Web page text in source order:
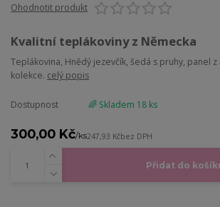
Ohodnotit produkt
Kvalitní teplákoviny z Německa
Teplákovina, Hnědý jezevčík, šedá s pruhy, panel
kolekce. celý popis
Dostupnost 🌈 Skladem 18 ks
300,00 Kč/ks247,93 Kčbez DPH
Přidat do